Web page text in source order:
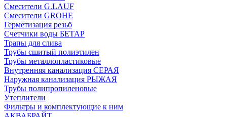
Смесители G.LAUF
Смесители GROHE
Герметизация резьб
Счетчики воды БЕТАР
Трапы для слива
Трубы сшитый полиэтилен
Трубы металлопластиковые
Внутренняя канализация СЕРАЯ
Наружная канализация РЫЖАЯ
Трубы полипропиленовые
Утеплители
Фильтры и комплектующие к ним